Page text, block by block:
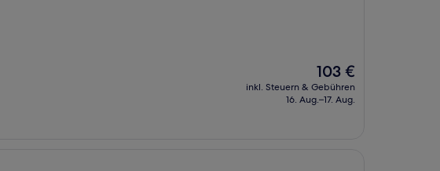
Der
Preis
beträgt
103 €
inkl. Steuern & Gebühren
16. Aug.–17. Aug.